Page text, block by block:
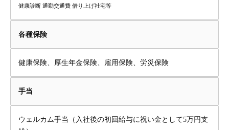
健康診断 通勤交通費 借り上げ社宅等
各種保険
健康保険、厚生年金保険、雇用保険、労災保険
手当
ウェルカム手当（入社後の初回給与に祝い金として5万円支